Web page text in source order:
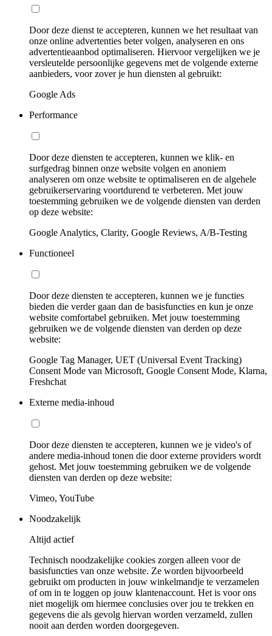
Door deze dienst te accepteren, kunnen we het resultaat van
onze online advertenties beter volgen, analyseren en ons
advertentieaanbod optimaliseren. Hiervoor vergelijken we je
versleutelde persoonlijke gegevens met de volgende externe
aanbieders, voor zover je hun diensten al gebruikt:
Google Ads
Performance
Door deze diensten te accepteren, kunnen we klik- en
surfgedrag binnen onze website volgen en anoniem
analyseren om onze website te optimaliseren en de algehele
gebruikerservaring voortdurend te verbeteren. Met jouw
toestemming gebruiken we de volgende diensten van derden
op deze website:
Google Analytics, Clarity, Google Reviews, A/B-Testing
Functioneel
Door deze diensten te accepteren, kunnen we je functies
bieden die verder gaan dan de basisfuncties en kun je onze
website comfortabel gebruiken. Met jouw toestemming
gebruiken we de volgende diensten van derden op deze
website:
Google Tag Manager, UET (Universal Event Tracking)
Consent Mode van Microsoft, Google Consent Mode, Klarna,
Freshchat
Externe media-inhoud
Door deze diensten te accepteren, kunnen we je video's of
andere media-inhoud tonen die door externe providers wordt
gehost. Met jouw toestemming gebruiken we de volgende
diensten van derden op deze website:
Vimeo, YouTube
Noodzakelijk
Altijd actief
Technisch noodzakelijke cookies zorgen alleen voor de
basisfuncties van onze website. Ze worden bijvoorbeeld
gebruikt om producten in jouw winkelmandje te verzamelen
of om in te loggen op jouw klantenaccount. Het is voor ons
niet mogelijk om hiermee conclusies over jou te trekken en
gegevens die als gevolg hiervan worden verzameld, zullen
nooit aan derden worden doorgegeven.